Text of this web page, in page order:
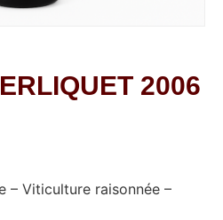
2006
– Viticulture raisonnée –